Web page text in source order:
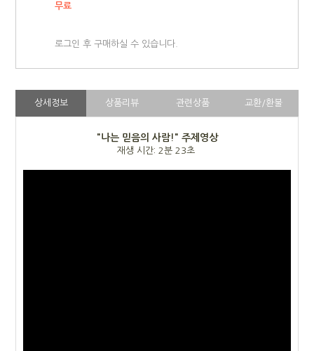
무료
로그인 후 구매하실 수 있습니다.
상세정보 상품리뷰 관련상품 교환/환불
"나는 믿음의 사람!" 주제영상
재생 시간: 2분 23초